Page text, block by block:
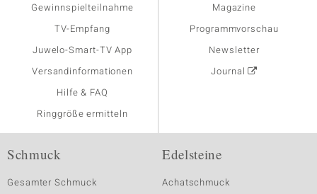
Gewinnspielteilnahme
TV-Empfang
Juwelo-Smart-TV App
Versandinformationen
Hilfe & FAQ
Ringgröße ermitteln
Magazine
Programmvorschau
Newsletter
Journal
Schmuck
Gesamter Schmuck
Edelsteine
Achatschmuck